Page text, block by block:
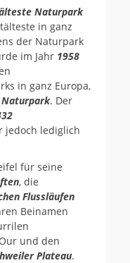
Naturpark
in ganz
der Naturpark
im Jahr 1958
in ganz Europa,
Naturpark. Der
jedoch lediglich
für seine
, die
Flussläufen
Beinamen
und den
Plateau.